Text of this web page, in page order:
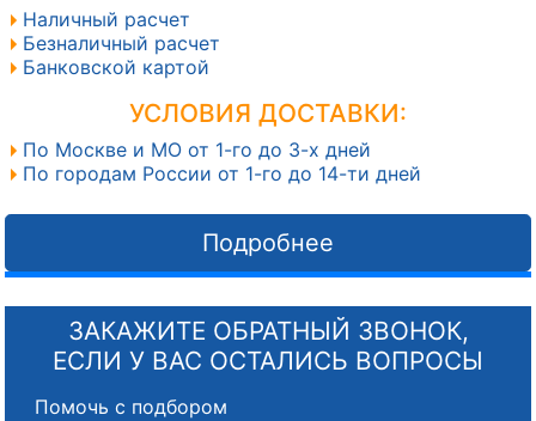
Наличный расчет
Безналичный расчет
Банковской картой
УСЛОВИЯ ДОСТАВКИ:
По Москве и МО от 1-го до 3-х дней
По городам России от 1-го до 14-ти дней
Подробнее
ЗАКАЖИТЕ ОБРАТНЫЙ ЗВОНОК,
ЕСЛИ У ВАС ОСТАЛИСЬ ВОПРОСЫ
Помочь с подбором